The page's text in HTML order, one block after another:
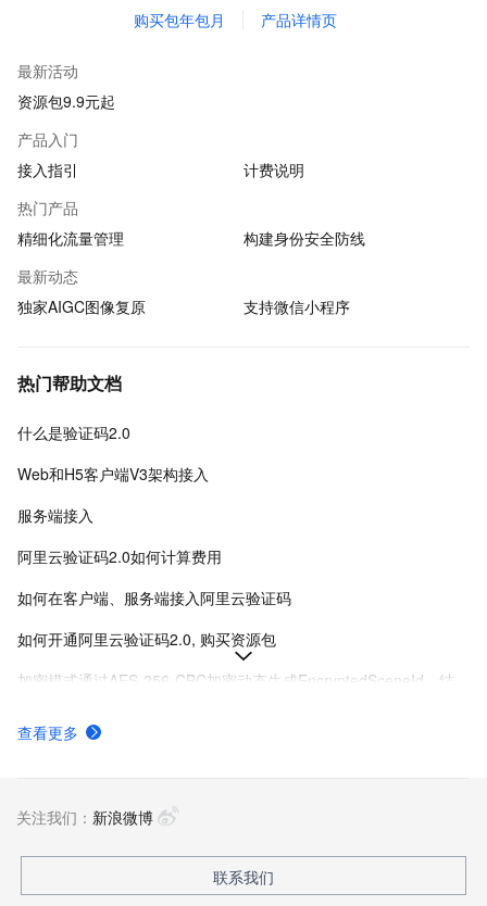
购买包年包月 产品详情页
最新活动
资源包9.9元起
产品入门
接入指引
计费说明
热门产品
精细化流量管理
构建身份安全防线
最新动态
独家AIGC图像复原
支持微信小程序
热门帮助文档
什么是验证码2.0
Web和H5客户端V3架构接入
服务端接入
阿里云验证码2.0如何计算费用
如何在客户端、服务端接入阿里云验证码
如何开通阿里云验证码2.0, 购买资源包
场景管理
查看更多
关注我们： 新浪微博
联系我们